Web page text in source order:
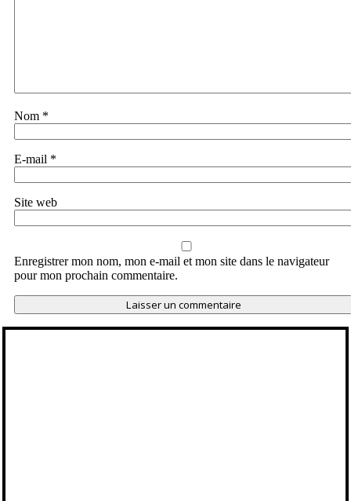
Nom *
E-mail *
Site web
Enregistrer mon nom, mon e-mail et mon site dans le navigateur
pour mon prochain commentaire.